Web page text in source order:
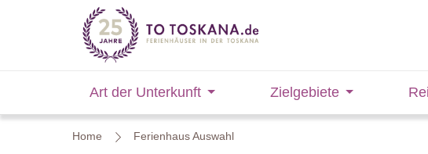
Art der Unterkunft Zielgebiete
Home Ferienhaus Auswahl